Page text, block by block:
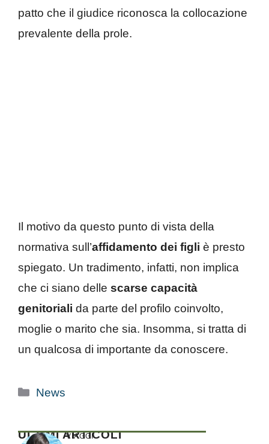
patto che il giudice riconosca la collocazione
prevalente della prole.
Il motivo da questo punto di vista della
normativa sull’affidamento dei figli è presto
spiegato. Un tradimento, infatti, non implica
che ci siano delle scarse capacità
genitoriali da parte del profilo coinvolto,
moglie o marito che sia. Insomma, si tratta di
un qualcosa di importante da conoscere.
Categorie
News
ULTIMI ARTICOLI
VIAGGI